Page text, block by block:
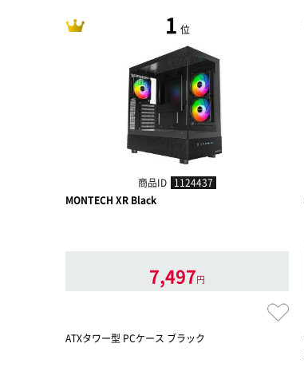
1 位
商品ID 1124437
MONTECH XR Black
7,497円
ATXタワー型 PCケース ブラック